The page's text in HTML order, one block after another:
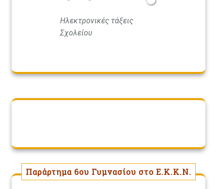
Ηλεκτρονικές τάξεις
Σχολείου
Παράρτημα 6ου Γυμνασίου στο Ε.Κ.Κ.Ν.